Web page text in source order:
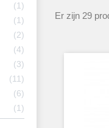
1
1
2
4
3
11
6
1
Er zijn 29